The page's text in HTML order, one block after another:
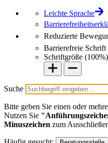
Leichte Sprache
Reduzierte
Barrierefreie Schrift
Schriftgröße (100%)
Suche
Bitte geben Sie einen oder
Nutzen Sie
Minuszeichen zum